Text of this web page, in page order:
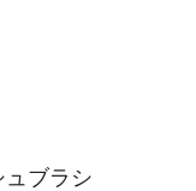
ブラシ